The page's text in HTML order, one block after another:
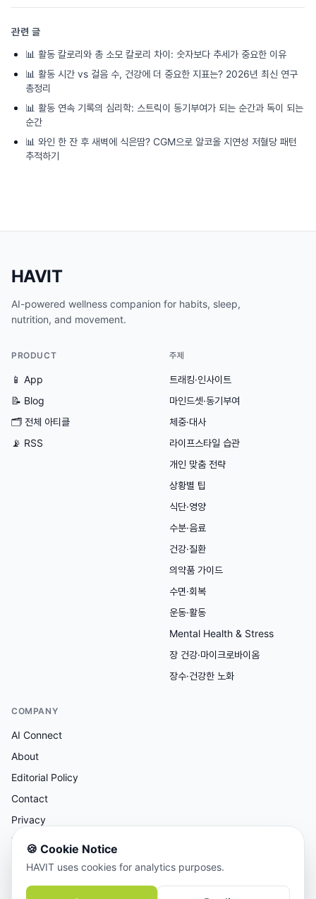
관련 글
📊 활동 칼로리와 총 소모 칼로리 차이: 숫자보다 추세가 중요한 이유
📊 활동 시간 vs 걸음 수, 건강에 더 중요한 지표는? 2026년 최신 연구
총정리
📊 활동 연속 기록의 심리학: 스트릭이 동기부여가 되는 순간과 독이 되는
순간
📊 와인 한 잔 후 새벽에 식은땀? CGM으로 알코올 지연성 저혈당 패턴
추적하기
HAVIT
AI-powered wellness companion for habits, sleep,
nutrition, and movement.
PRODUCT
📱 App
📝 Blog
🗂 전체 아티클
📡 RSS
주제
트래킹·인사이트
마인드셋·동기부여
체중·대사
라이프스타일 습관
개인 맞춤 전략
상황별 팁
식단·영양
수분·음료
건강·질환
의약품 가이드
수면·회복
운동·활동
Mental Health & Stress
장 건강·마이크로바이옴
장수·건강한 노화
COMPANY
AI Connect
About
Editorial Policy
Contact
Privacy
Terms
AI 보조 리서치, 사람이 검토한 콘텐츠.
🍪 Cookie Notice
HAVIT uses cookies for analytics purposes.